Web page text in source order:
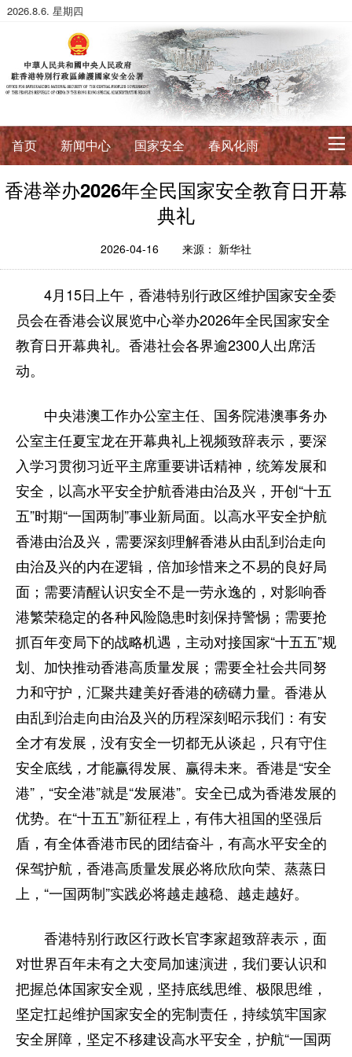
2026.8.6. 星期四
首页 新闻中心 国家安全 春风化雨
初心使命
署长寄语
法治典范
护航伟业 法政论丛 法治进行时
法律数据库
香港国安法
国安案例 环球视角
家国在怀
驻港情深 山河锦绣 国泰民安 天下同怀
香港举办2026年全民国家安全教育日开幕
典礼
2026-04-16 来源： 新华社
4月15日上午，香港特别行政区维护国家安全委
员会在香港会议展览中心举办2026年全民国家安全
教育日开幕典礼。香港社会各界逾2300人出席活
动。
中央港澳工作办公室主任、国务院港澳事务办
公室主任夏宝龙在开幕典礼上视频致辞表示，要深
入学习贯彻习近平主席重要讲话精神，统筹发展和
安全，以高水平安全护航香港由治及兴，开创“十五
五”时期“一国两制”事业新局面。以高水平安全护航
香港由治及兴，需要深刻理解香港从由乱到治走向
由治及兴的内在逻辑，倍加珍惜来之不易的良好局
面；需要清醒认识安全不是一劳永逸的，对影响香
港繁荣稳定的各种风险隐患时刻保持警惕；需要抢
抓百年变局下的战略机遇，主动对接国家“十五五”规
划、加快推动香港高质量发展；需要全社会共同努
力和守护，汇聚共建美好香港的磅礴力量。香港从
由乱到治走向由治及兴的历程深刻昭示我们：有安
全才有发展，没有安全一切都无从谈起，只有守住
安全底线，才能赢得发展、赢得未来。香港是“安全
港”，“安全港”就是“发展港”。安全已成为香港发展的
优势。在“十五五”新征程上，有伟大祖国的坚强后
盾，有全体香港市民的团结奋斗，有高水平安全的
保驾护航，香港高质量发展必将欣欣向荣、蒸蒸日
上，“一国两制”实践必将越走越稳、越走越好。
香港特别行政区行政长官李家超致辞表示，面
对世界百年未有之大变局加速演进，我们要认识和
把握总体国家安全观，坚持底线思维、极限思维，
坚定扛起维护国家安全的宪制责任，持续筑牢国家
安全屏障，坚定不移建设高水平安全，护航“一国两